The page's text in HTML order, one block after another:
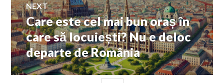
NEXT
Next
post:
Care este cel mai bun oraș în
care să locuiești? Nu e deloc
departe de România